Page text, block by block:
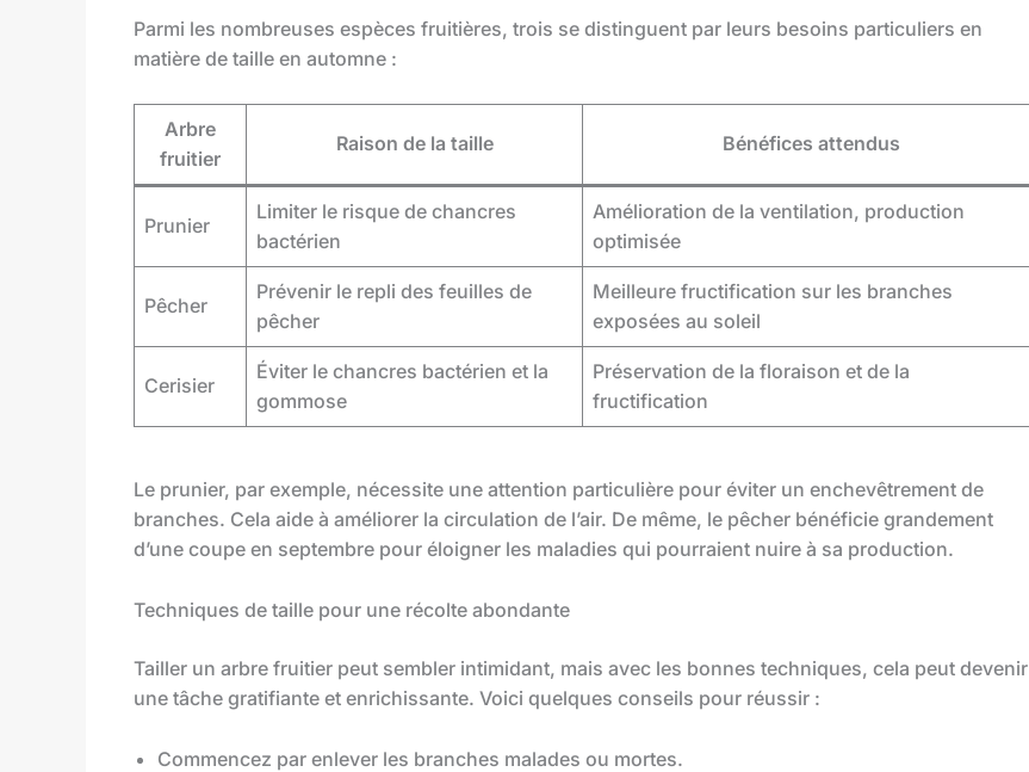
Parmi les nombreuses espèces fruitières, trois se distinguent par leurs besoins particuliers en
matière de taille en automne :
Arbre
fruitier
Raison de la taille Bénéfices attendus
Prunier
Limiter le risque de chancres
bactérien
Amélioration de la ventilation, production
optimisée
Pêcher
Prévenir le repli des feuilles de
pêcher
Meilleure fructification sur les branches
exposées au soleil
Cerisier
Éviter le chancres bactérien et la
gommose
Préservation de la floraison et de la
fructification
Le prunier, par exemple, nécessite une attention particulière pour éviter un enchevêtrement de
branches. Cela aide à améliorer la circulation de l’air. De même, le pêcher bénéficie grandement
d’une coupe en septembre pour éloigner les maladies qui pourraient nuire à sa production.
Techniques de taille pour une récolte abondante
Tailler un arbre fruitier peut sembler intimidant, mais avec les bonnes techniques, cela peut devenir
une tâche gratifiante et enrichissante. Voici quelques conseils pour réussir :
Commencez par enlever les branches malades ou mortes.